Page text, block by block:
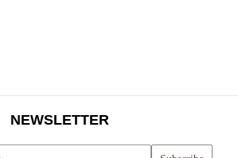
NEWSLETTER